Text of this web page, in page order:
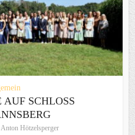
AUF SCHLOSS
Anton Hötzelsperger